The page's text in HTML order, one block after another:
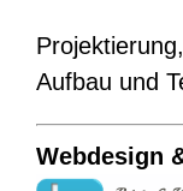
Aufbau und
Webdesign